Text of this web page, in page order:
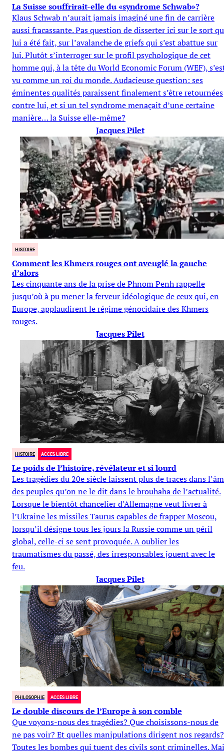
La Suisse souffrirait-elle du «syndrome Schwab»?
Klaus Schwab n’aurait jamais imaginé une fin de carrière
aussi fracassante. Pas question de disserter ici sur le sort
lui a été fait, sur l’avalanche de griefs qui s’est abattue sur
lui. Plutôt s’interroger sur le profil psychologique de cet
homme qui, à la tête du World Economic Forum (WEF),
vu comme un roi du monde. Audacieuse question: ses
éminentes qualités paraissent finalement s’être retournées
contre lui, et si un tel syndrome menaçait d’une certaine
manière… la Suisse elle-même?
Jacques Pilet
HISTOIRE
Comment les Khmers rouges ont aveuglé la gauche
d’alors
Les cinquante ans de la prise de Phnom Penh rappelle
jusqu’où à pu mener la ferveur idéologique de ceux qui, en
Europe, applaudirent le régime génocidaire des Khmers
rouges.
Jacques Pilet
HISTOIRE ACCÈS LIBRE
Le poids de l’histoire, révélateur et si lourd
Les tragédies du 20e siècle laissent plus de traces dans
des peuples qu’on ne le dit dans le brouhaha de l’actualité.
Lorsque le bientôt chancelier d’Allemagne veut livrer à
l’Ukraine les missiles Taurus capables de frapper Moscou,
lorsqu’il désigne tous les jours la Russie comme un péril
global, celle-ci se sent provoquée. A oublier les
traumatismes du passé, des irresponsables jouent avec le
feu.
Jacques Pilet
PHILOSOPHIE ACCÈS LIBRE
Le double discours de l’Europe à son comble
Que voyons-nous des tragédies? Que choisissons-nous de
ne pas voir? Et quelles manipulations dirigent nos regards?
Toutes les bombes qui tuent des civils sont criminelles.